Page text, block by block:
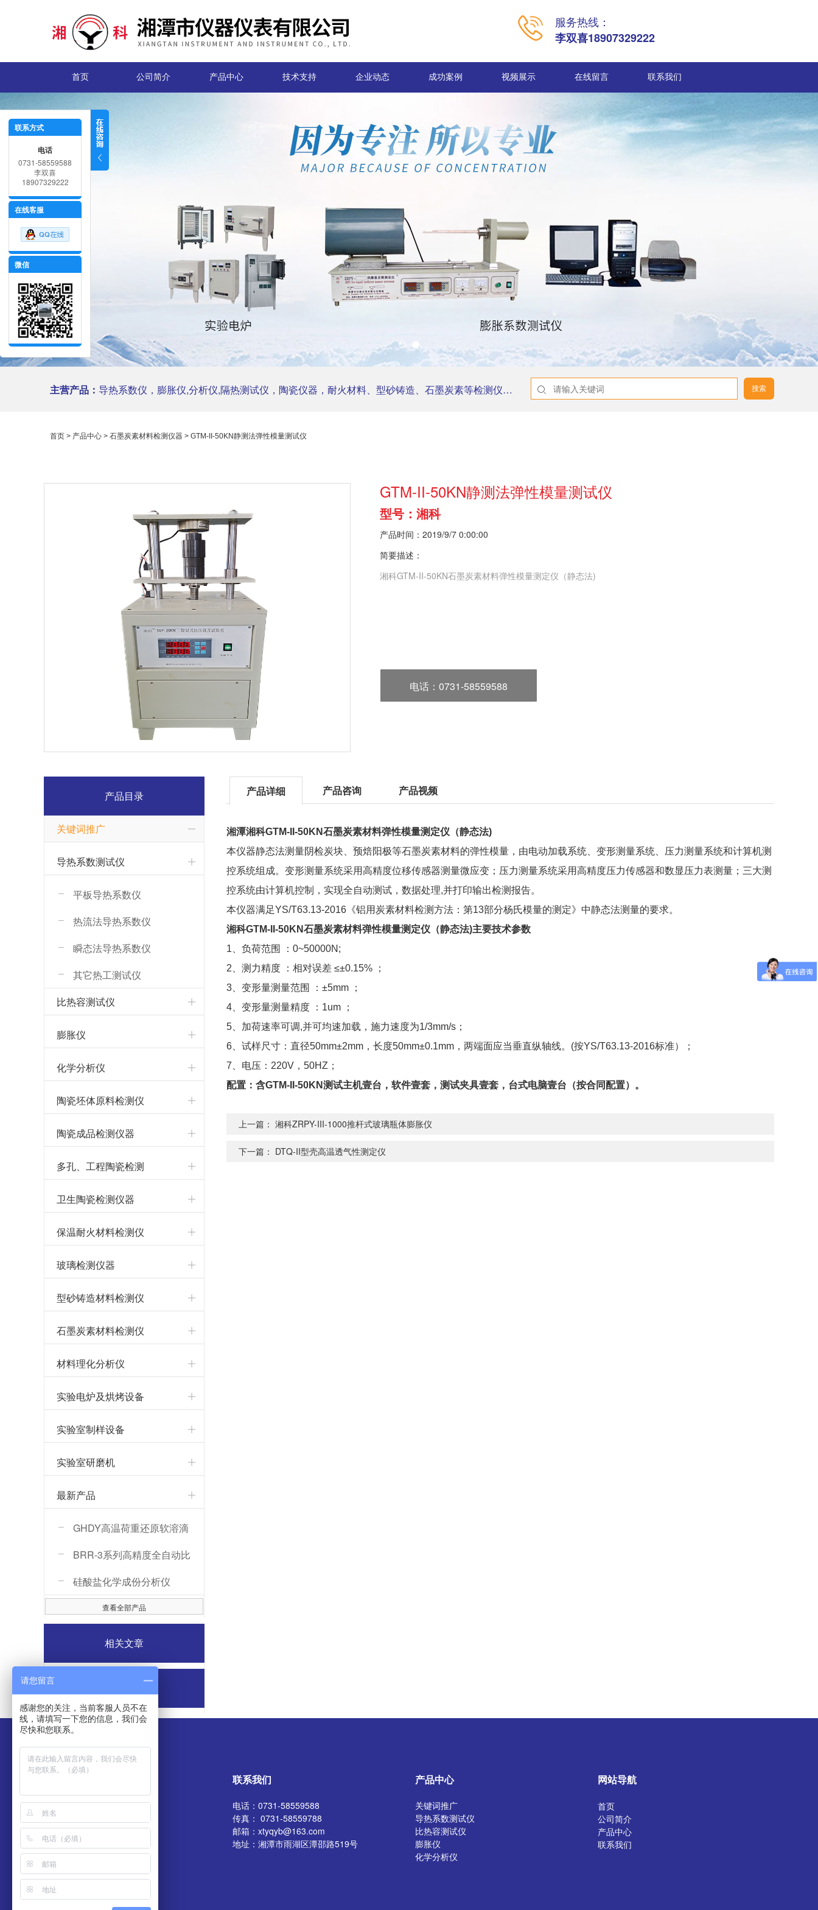
服务热线：
李双喜18907329222
首页 公司简介 产品中心 技术支持 企业动态 成功案例 视频展示 在线留言 联系我们
主营产品： 导热系数仪，膨胀仪,分析仪,隔热测试仪，陶瓷仪器，耐火材料、型砂铸造、石墨炭素等检测仪器，实验电炉，研磨机等。 搜索
首页 > 产品中心 > 石墨炭素材料检测仪器 > GTM-II-50KN静测法弹性模量测试仪
GTM-II-50KN静测法弹性模量测试仪
型号：湘科
产品时间：2019/9/7 0:00:00
简要描述：
湘科GTM-II-50KN石墨炭素材料弹性模量测定仪（静态法)
电话 ：0731-58559588
产品目录
关键词推广
导热系数测试仪
平板导热系数仪
热流法导热系数仪
瞬态法导热系数仪
其它热工测试仪
比热容测试仪
膨胀仪
化学分析仪
陶瓷坯体原料检测仪
器
陶瓷成品检测仪器
多孔、工程陶瓷检测
仪器
卫生陶瓷检测仪器
保温耐火材料检测仪
器
玻璃检测仪器
型砂铸造材料检测仪
器
石墨炭素材料检测仪
器
材料理化分析仪
实验电炉及烘烤设备
实验室制样设备
实验室研磨机
最新产品
GHDY高温荷重还原软溶滴
落性能测定仪
BRR-3系列高精度全自动比
热容测试仪
硅酸盐化学成份分析仪
查看全部产品
相关文章
产品详细 产品咨询 产品视频
湘潭湘科GTM-II -50KN石墨炭素材料弹性模量测 定仪（静态法)
本仪器静态法测量阴检炭块、预焙阳极等石墨炭素材料的弹性模量，由电动加载系统、变形测量系统、压力测量系统和计算机测
控系统组成。变形测量系统采用高精度位移传感器测量微应变；压力测量系统采用高精度压力传感器和数显压力表测量；三大测
控系统由计算机控制，实现全自动测试，数据处理,并打印输出检测报告。
本仪器满足YS/T63.13-2016《铝用炭素材料检测方法：第13部分杨氏模量的测定》中静态法测量的要求。
湘科GTM-II -50KN石墨炭素材料弹性模量测 定仪（静态法)主要技术参数
1、负荷范围 ：0~50000N;
2、测力精度 ：相对误差 ≤±0.15% ；
3、变形量测量范围 ：±5mm ；
4、变形量测量精度 ：1um ；
5、加荷速率可调,并可均速加载，施力速度为1/3mm/s；
6、试样尺寸：直径50mm±2mm，长度50mm±0.1mm，两端面应当垂直纵轴线。(按YS/T63.13-2016标准）；
7、电压：220V，50HZ；
配置：含GTM-II-50KN测试主机壹台，软件壹套，测试夹具壹套， 台式电脑壹台（按合同配置）。
上一篇： 湘科ZRPY-III-1000推杆式玻璃瓶体膨胀仪
下一篇： DTQ-II型壳高温透气性测定仪
联系我们
电话：0731-58559588
传真： 0731-58559788
邮箱：xtyqyb@163.com
地址：湘潭市雨湖区潭邵路519号
产品中心
关键词推广
导热系数测试仪
比热容测试仪
膨胀仪
化学分析仪
网站导航
首页
公司简介
产品中心
联系我们
联系方式
电话
0731-58559588
李双喜
18907329222
在线客服
微信
请您留言
感谢您的关注，当前客服人员不在
线，请填写一下您的信息，我们会
尽快和您联系。